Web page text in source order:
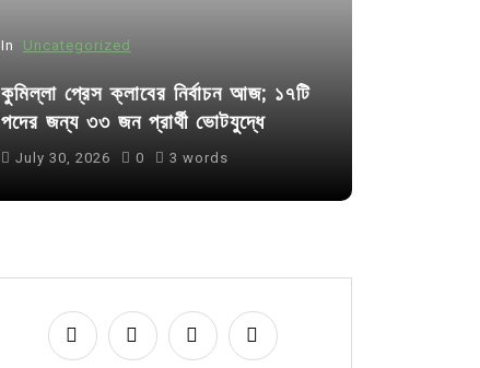
In Uncategorized
কুমিল্লা প্রেস ক্লাবের নির্বাচন আজ; ১৭টি
পদের জন্য ৩৩ জন প্রার্থী ভোটযুদ্ধে
July 30, 2026 0 3 words